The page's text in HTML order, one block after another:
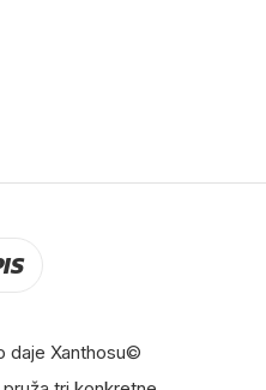
daje Xanthosu©